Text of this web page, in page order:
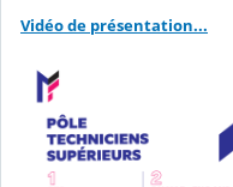
Vidéo de présentation...